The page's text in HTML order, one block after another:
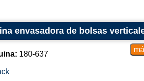
envasadora de bolsas
180-637